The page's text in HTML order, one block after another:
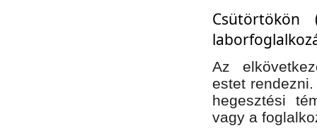
Az
estet
hegesztési
vagy a